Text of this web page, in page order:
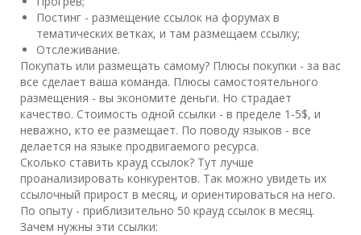
Постинг - размещение ссылок на форумах в
тематических ветках, и там размещаем ссылку;
Отслеживание.
Покупать или размещать самому? Плюсы покупки - за вас
все сделает ваша команда. Плюсы самостоятельного
размещения - вы экономите деньги. Но страдает
качество. Стоимость одной ссылки - в пределе 1-5$, и
неважно, кто ее размещает. По поводу языков - все
делается на языке продвигаемого ресурса.
Сколько ставить крауд ссылок? Тут лучше
проанализировать конкурентов. Так можно увидеть их
ссылочный прирост в месяц, и ориентироваться на него.
По опыту - приблизительно 50 крауд ссылок в месяц.
Зачем нужны эти ссылки: